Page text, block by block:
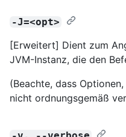
-J=<opt>
[Erweitert] Dient zum
JVM-Instanz, die den
(Beachte, dass
nicht ordnungsgemäß